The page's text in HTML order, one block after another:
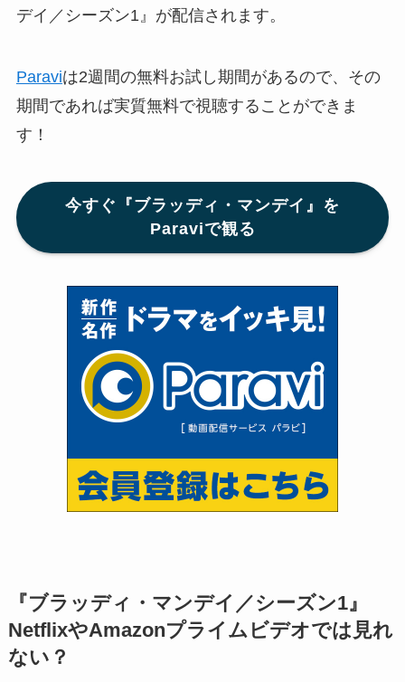
デイ／シーズン1』が配信されます。
Paraviは2週間の無料お試し期間があるので、その
期間であれば実質無料で視聴することができま
す！
今すぐ『ブラッディ・マンデイ』を
Paraviで観る
『ブラッディ・マンデイ／シーズン1』
NetflixやAmazonプライムビデオでは見れ
ない？